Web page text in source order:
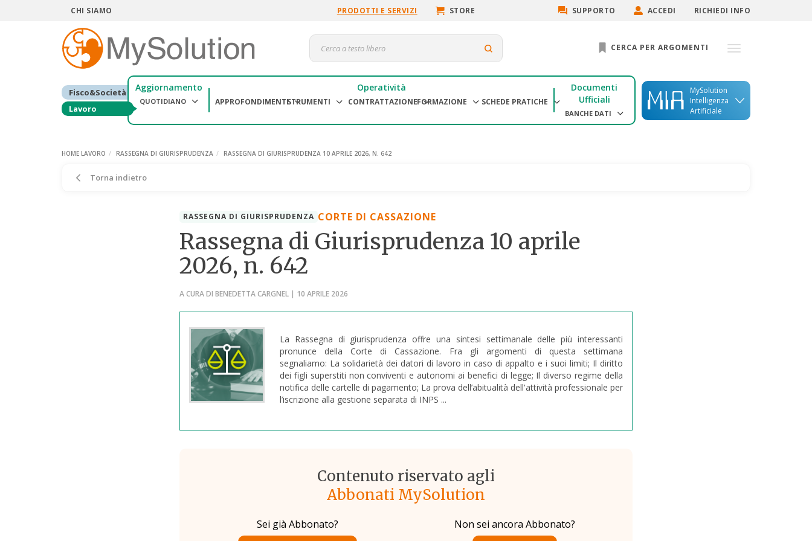
CHI SIAMO PRODOTTI E SERVIZI STORE SUPPORTO ACCEDI RICHIEDI INFO
CERCA PER ARGOMENTI
Fisco&Società
Lavoro
Aggiornamento
QUOTIDIANO
Operatività
APPROFONDIMENTISTRUMENTI CONTRATTAZIONEFORMAZIONE SCHEDE PRATICHE
Documenti
Ufficiali
BANCHE DATI
MySolution
Intelligenza
Artificiale
HOME LAVORO RASSEGNA DI GIURISPRUDENZA RASSEGNA DI GIURISPRUDENZA 10 APRILE 2026, N. 642
Torna indietro
RASSEGNA DI GIURISPRUDENZA CORTE DI CASSAZIONE
Rassegna di Giurisprudenza 10 aprile
2026, n. 642
A CURA DI BENEDETTA CARGNEL | 10 APRILE 2026
La Rassegna di giurisprudenza offre una sintesi settimanale delle più interessanti
pronunce della Corte di Cassazione. Fra gli argomenti di questa settimana
segnaliamo: La solidarietà dei datori di lavoro in caso di appalto e i suoi limiti; Il diritto
dei figli superstiti non conviventi e autonomi ai benefici di legge; Il diverso regime della
notifica delle cartelle di pagamento; La prova dell’abitualità dell'attività professionale per
l’iscrizione alla gestione separata di INPS ...
Contenuto riservato agli
Abbonati MySolution
Sei già Abbonato? Non sei ancora Abbonato?